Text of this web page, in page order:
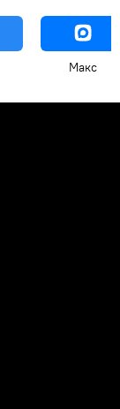
Макс